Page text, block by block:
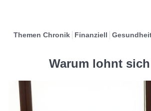
Themen Chronik Finanziell
Warum lohnt